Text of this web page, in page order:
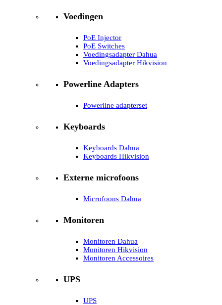
Voedingen
PoE Injector
PoE Switches
Voedingsadapter Dahua
Voedingsadapter Hikvision
Powerline Adapters
Powerline adapterset
Keyboards
Keyboards Dahua
Keyboards Hikvision
Externe microfoons
Microfoons Dahua
Monitoren
Monitoren Dahua
Monitoren Hikvision
Monitoren Accessoires
UPS
UPS